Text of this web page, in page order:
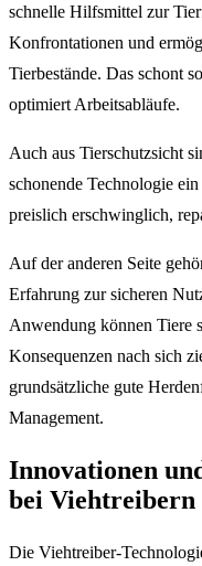
schnelle Hilfsmittel zur
Konfrontationen und
Tierbestände. Das schont
optimiert Arbeitsabläufe.
Auch aus Tierschutzsicht
schonende Technologie
preislich erschwinglich,
Auf der anderen Seite
Erfahrung zur sicheren
Anwendung können Tiere
Konsequenzen nach sich
grundsätzliche gute
Management.
Innovationen
bei Viehtreibern
Die Viehtreiber-